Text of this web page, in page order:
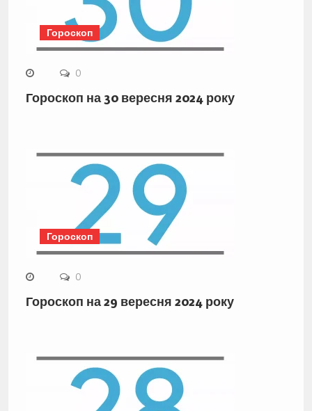
Гороскоп
0
Гороскоп на 30 вересня 2024 року
Гороскоп
0
Гороскоп на 29 вересня 2024 року